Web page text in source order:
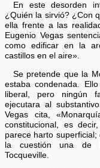
En este desorden
¿Quién la sirvió? ¿Con
ella frente a las
Eugenio Vegas
como edificar en la
castillos en el aire».
Se pretende que la
estaba condenada.
liberal, pero ningún
ejecutara al
Vegas cita,
constitucional, es
parece harto
la cuestión una de
Tocqueville.